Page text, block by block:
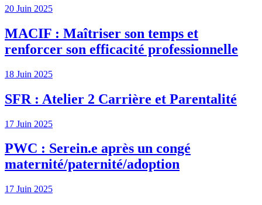
20 Juin 2025
MACIF : Maîtriser son temps et
renforcer son efficacité professionnelle
18 Juin 2025
SFR : Atelier 2 Carrière et Parentalité
17 Juin 2025
PWC : Serein.e après un congé
maternité/paternité/adoption
17 Juin 2025